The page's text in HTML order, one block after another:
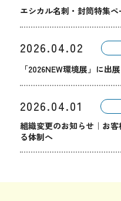
エシカル名刺・封筒特集
2026.04.02
「2026NEW環境展」に出
2026.04.01
組織変更のお知らせ｜お
る体制へ